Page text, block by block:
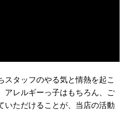
スタッフのやる気と情熱を起こ
アレルギーっ子はもちろん、ご
いただけることが、当店の活動